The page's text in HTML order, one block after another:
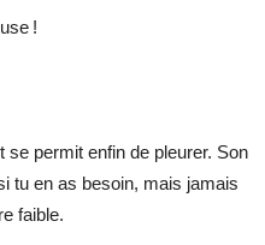
!
se permit enfin de pleurer. Son
tu en as besoin, mais jamais
faible.